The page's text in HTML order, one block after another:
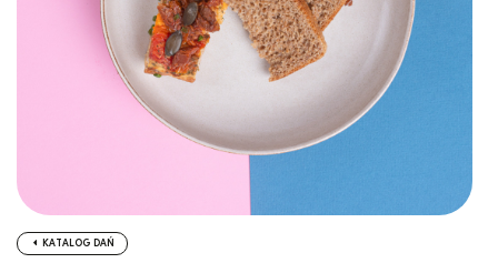
KATALOG DAŃ